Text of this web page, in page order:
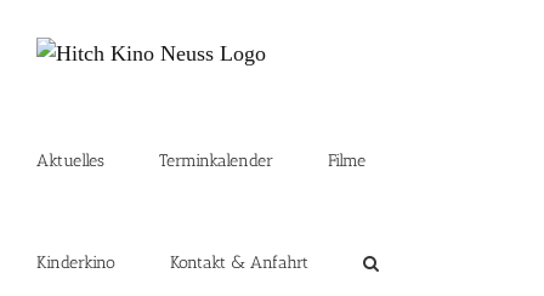
Inhalt
Aktuelles Terminkalender Filme
Kinderkino Kontakt & Anfahrt